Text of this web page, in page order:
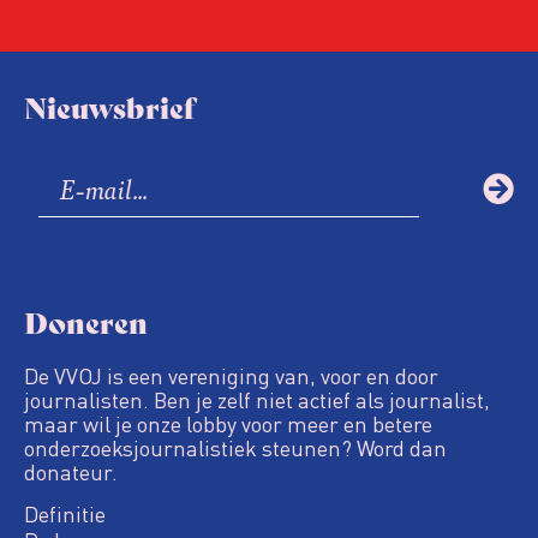
Nieuwsbrief
Doneren
De VVOJ is een vereniging van, voor en door
journalisten. Ben je zelf niet actief als journalist,
maar wil je onze lobby voor meer en betere
onderzoeksjournalistiek steunen? Word dan
donateur.
Definitie